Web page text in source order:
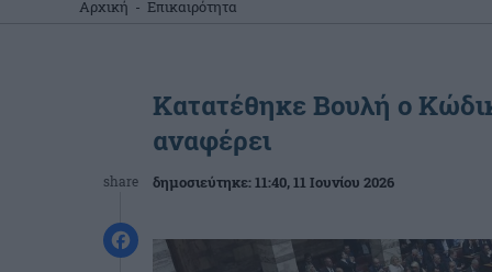
Αρχική - Επικαιρότητα
share
Kατατέθηκε Βουλή ο
αναφέρει
δημοσιεύτηκε:11:40, 11 Ιουνίου 2026